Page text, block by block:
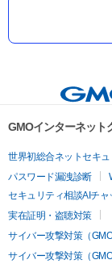
GMOインターネット
世界初総合ネットセキュ
パスワード漏洩診断
セキュリティ相談AIチャ
実在証明・盗聴対策
サイバー攻撃対策（
サイバー攻撃対策（GMO